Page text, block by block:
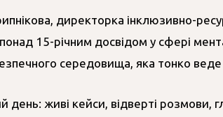
директорка інклюзивно-
15-річним досвідом у сфері
середовища, яка тонко веде
день: живі кейси, відверті розмови,